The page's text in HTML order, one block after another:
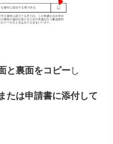
と裏面をコピー し
たは申請書に添付して